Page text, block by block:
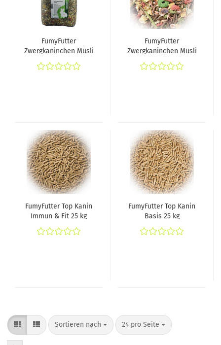
FumyFutter
Zwergkaninchen Müsli
3 kg
FumyFutter
Zwergkaninchen Müsli
15 kg
FumyFutter Top Kanin
Immun & Fit 25 kg
FumyFutter Top Kanin
Basis 25 kg
Sortieren nach
Sortieren nach 24 pro Seite
pro Seite